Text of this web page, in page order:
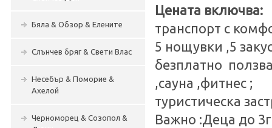
Бяла & Обзор & Елените
Слънчев бряг & Свети Влас
Несебър & Поморие &
Ахелой
Черноморец & Созопол &
Цената включва:
транспорт с
5 нощувки ,5
безплатно
,сауна ,фитнес ;
туристическа
Важно :Деца до